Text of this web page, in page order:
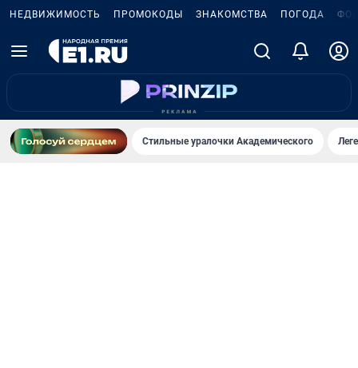
НЕДВИЖИМОСТЬ ПРОМОКОДЫ ЗНАКОМСТВА ПОГОДА
Стильные уралочки Академического